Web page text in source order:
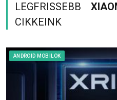
LEGFRISSEBB
CIKKEINK
ANDROID MOBILOK